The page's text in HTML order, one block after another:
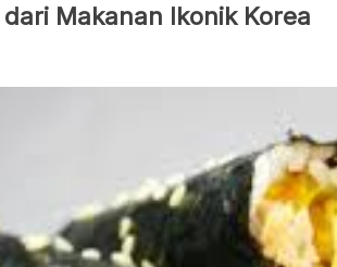
Makanan Ikonik Korea